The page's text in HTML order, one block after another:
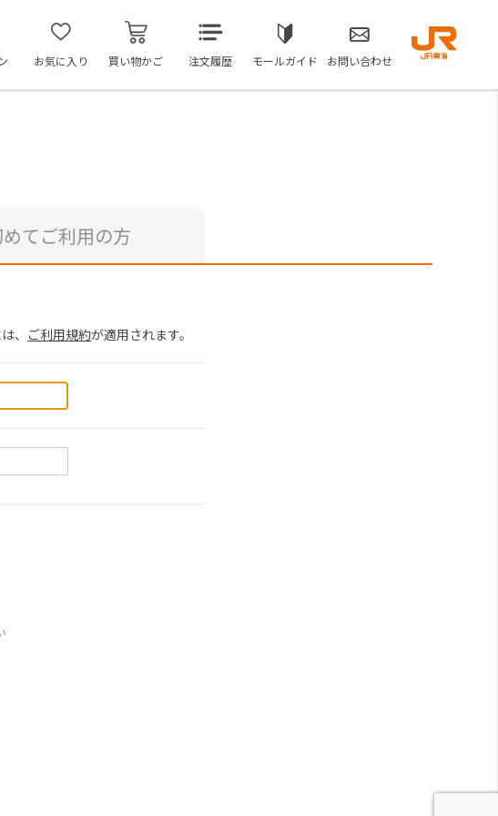
お気に入り 買い物かご 注文履歴 モールガイド お問い合わせ
てご利用の方
、 ご利用規約が適用されます。